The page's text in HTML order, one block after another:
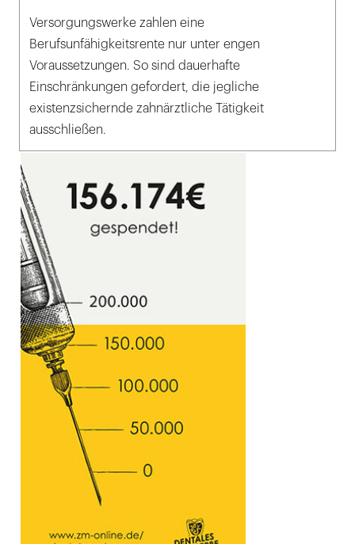
Versorgungswerke zahlen eine
Berufsunfähigkeitsrente nur unter engen
Voraussetzungen. So sind dauerhafte
Einschränkungen gefordert, die jegliche
existenzsichernde zahnärztliche Tätigkeit
ausschließen.